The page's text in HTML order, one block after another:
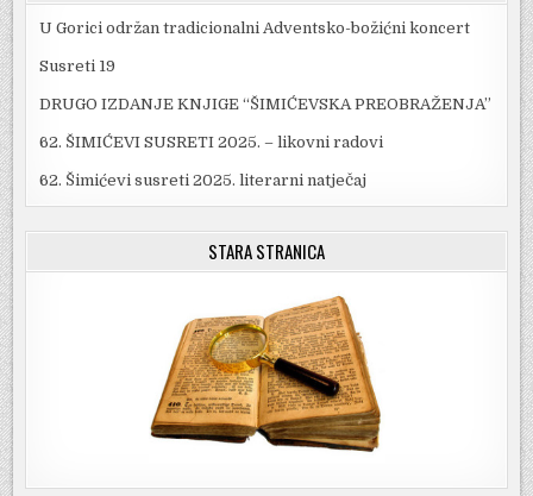
U Gorici održan tradicionalni Adventsko-božićni koncert
Susreti 19
DRUGO IZDANJE KNJIGE “ŠIMIĆEVSKA PREOBRAŽENJA”
62. ŠIMIĆEVI SUSRETI 2025. – likovni radovi
62. Šimićevi susreti 2025. literarni natječaj
STARA STRANICA